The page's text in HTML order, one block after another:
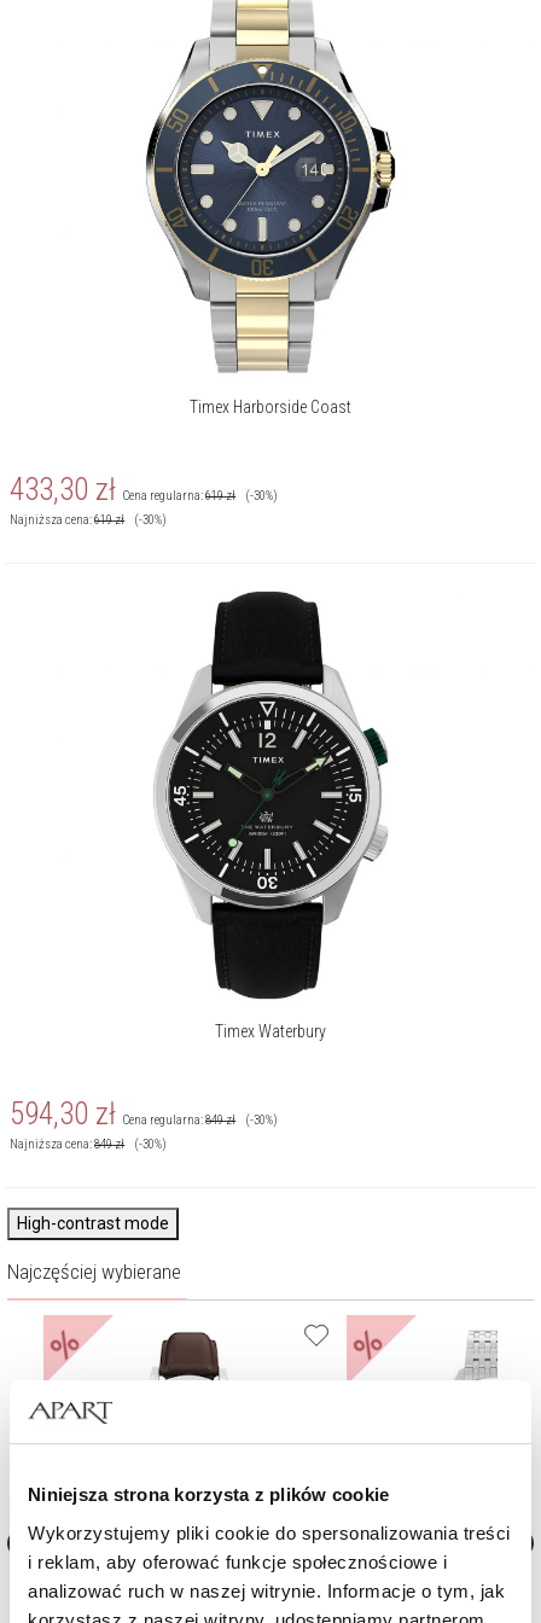
Niniejsza strona korzysta z plików cookie
Wykorzystujemy pliki cookie do spersonalizowania treści
i reklam, aby oferować funkcje społecznościowe i
analizować ruch w naszej witrynie. Informacje o tym, jak
Timex Harborside Coast
433,30 zł Cena regularna:619zł
(-30%)
Najniższa cena:619zł (-30%)
Timex Waterbury
594,30 zł Cena regularna:849zł
(-30%)
Najniższa cena:849zł (-30%)
High-contrast mode
Najczęściej wybierane
%
Zegarek męski Timex WATERBURY
%
Zegarek męski Timex